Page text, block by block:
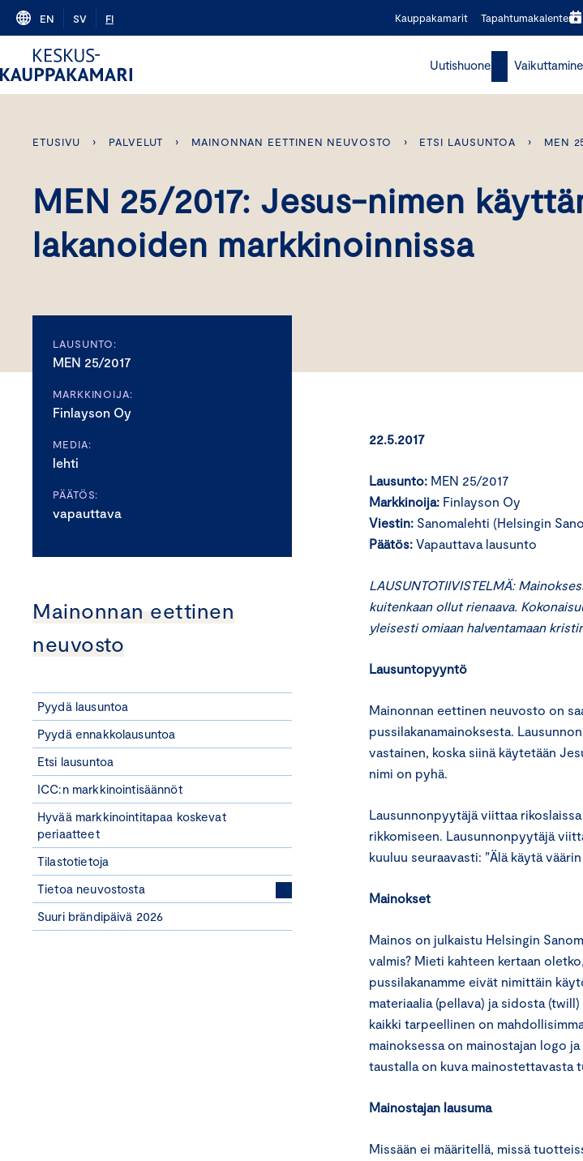
Skip
content
EN SV FI Kauppakamarit Tapahtumakalenteri
Uutishuone
ETUSIVU › PALVELUT › MAINONNAN EETTINEN NEUVOSTO › ETSI LAUSUNTOA › MEN
MEN 25/2017: Jesus-nimen
lakanoiden markkinoinnissa
LAUSUNTO:
MEN 25/2017
MARKKINOIJA:
Finlayson Oy
MEDIA:
lehti
PÄÄTÖS:
vapauttava
Mainonnan eettinen
neuvosto
Pyydä lausuntoa
Pyydä ennakkolausuntoa
Etsi lausuntoa
ICC:n markkinointisäännöt
Hyvää markkinointitapaa koskevat
periaatteet
Tilastotietoja
Tietoa neuvostosta
Suuri brändipäivä 2026
22.5.2017
Lausunto: MEN 25/2017
Markkinoija: Finlayson Oy
Viestin: Sanomalehti (Helsingin
Päätös: Vapauttava lausunto
LAUSUNTOTIIVISTELMÄ:
kuitenkaan ollut rienaava.
yleisesti omiaan halventamaan
Lausuntopyyntö
Mainonnan eettinen neuvosto on
pussilakanamainoksesta.
vastainen, koska siinä käytetään
nimi on pyhä.
Lausunnonpyytäjä viittaa
rikkomiseen. Lausunnonpyytäjä
kuuluu seuraavasti: ”Älä käytä
Mainokset
Mainos on julkaistu Helsingin
valmis? Mieti kahteen kertaan
pussilakanamme eivät nimittäin
materiaalia (pellava) ja sidosta
kaikki tarpeellinen on
mainoksessa on mainostajan logo
taustalla on kuva mainostettavasta
Mainostajan lausuma
Missään ei määritellä, missä